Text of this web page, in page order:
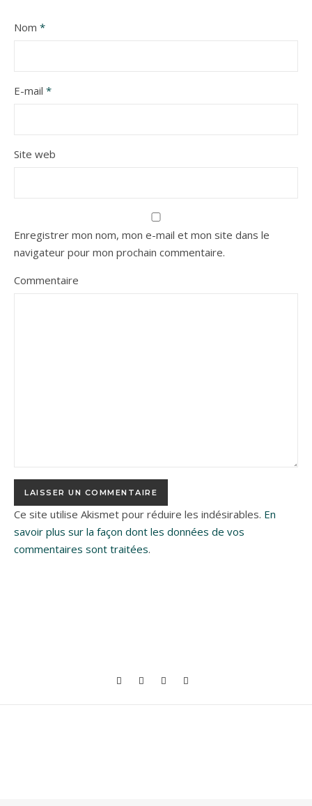
Nom *
E-mail *
Site web
Enregistrer mon nom, mon e-mail et mon site dans le
navigateur pour mon prochain commentaire.
Commentaire
Ce site utilise Akismet pour réduire les indésirables. En
savoir plus sur la façon dont les données de vos
commentaires sont traitées.